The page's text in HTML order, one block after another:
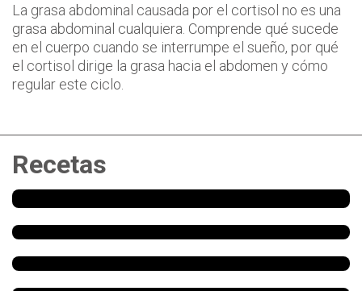
La grasa abdominal causada por el cortisol no es una
grasa abdominal cualquiera. Comprende qué sucede
en el cuerpo cuando se interrumpe el sueño, por qué
el cortisol dirige la grasa hacia el abdomen y cómo
regular este ciclo.
Recetas